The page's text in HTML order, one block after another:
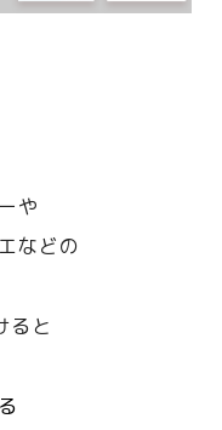
や
などの
ると